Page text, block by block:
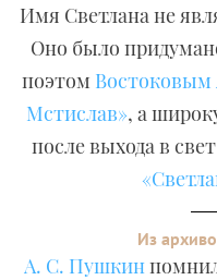
Имя Светлана не
Оно было
поэтом Востоковым
Мстислав», а
после выхода в
Из
А. С. Пушкинпомнил